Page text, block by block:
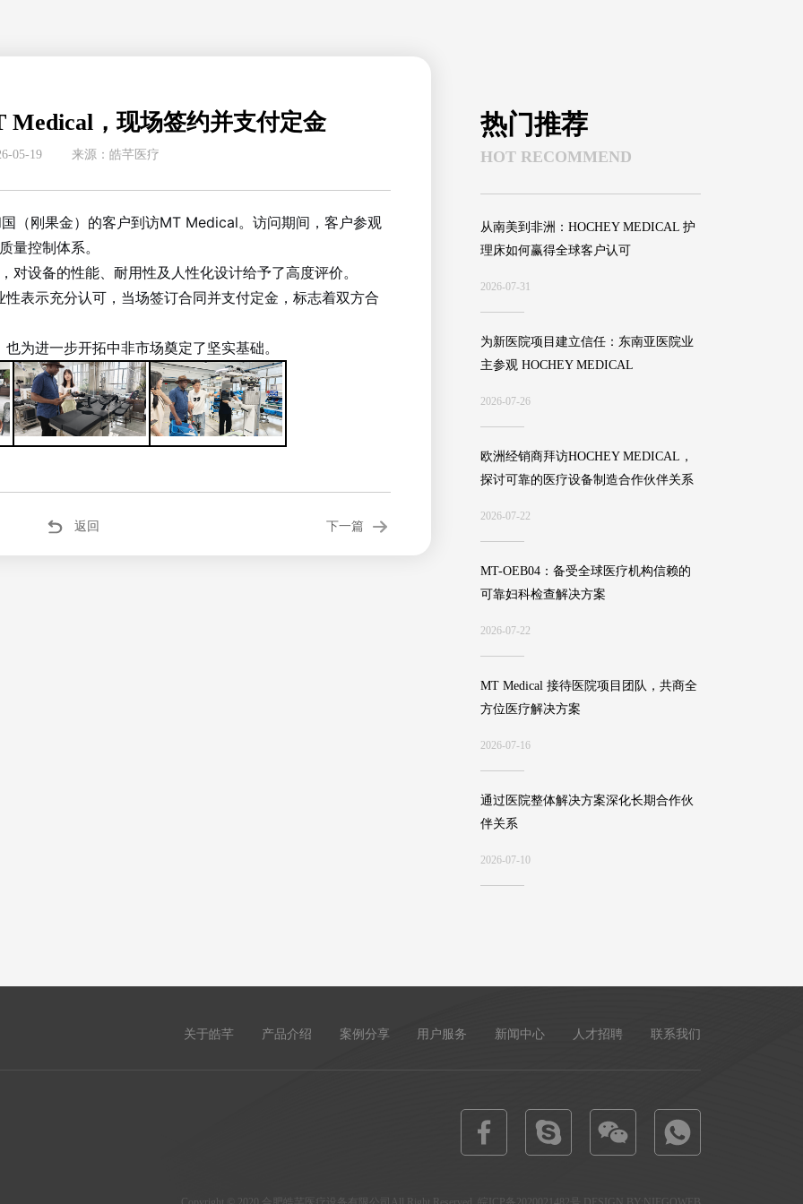
Medical，现场签约并支付定金
05-19 来源：皓芊医疗
（刚果金）的客户到访MT Medical。访问期间，客户参观
量控制体系。
设备的性能、耐用性及人性化设计给予了高度评价。
表示充分认可，当场签订合同并支付定金，标志着双方合
为进一步开拓中非市场奠定了坚实基础。
返回 下一篇
热门推荐
HOT RECOMMEND
从南美到非洲：HOCHEY MEDICAL 护
理床如何赢得全球客户认可
2026-07-31
为新医院项目建立信任：东南亚医院业
主参观 HOCHEY MEDICAL
2026-07-26
欧洲经销商拜访HOCHEY MEDICAL，
探讨可靠的医疗设备制造合作伙伴关系
2026-07-22
MT-OEB04：备受全球医疗机构信赖的
可靠妇科检查解决方案
2026-07-22
MT Medical 接待医院项目团队，共商全
方位医疗解决方案
2026-07-16
通过医院整体解决方案深化长期合作伙
伴关系
2026-07-10
关于皓芊 产品介绍 案例分享 用户服务 新闻中心 人才招聘 联系我们